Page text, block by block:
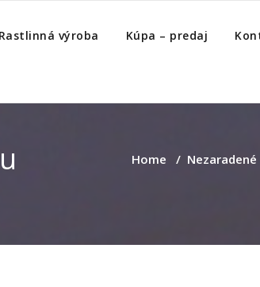
Rastlinná výroba Kúpa – predaj
Home / Nezaradené